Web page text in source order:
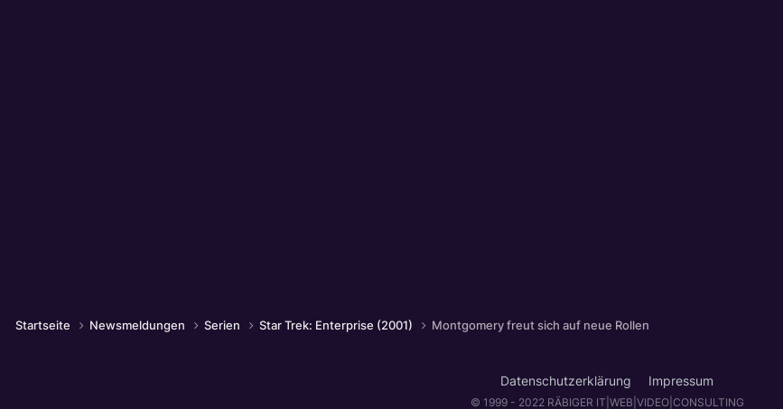
Startseite Newsmeldungen Serien Star Trek: Enterprise (2001) Montgomery freut sich auf neue Rollen
Datenschutzerklärung Impressum
© 1999 - 2022 RÄBIGER IT|WEB|VIDEO|CONSULTING